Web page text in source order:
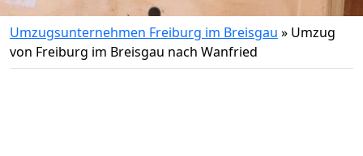
Umzugsunternehmen Freiburg im Breisgau » Umzug
von Freiburg im Breisgau nach Wanfried